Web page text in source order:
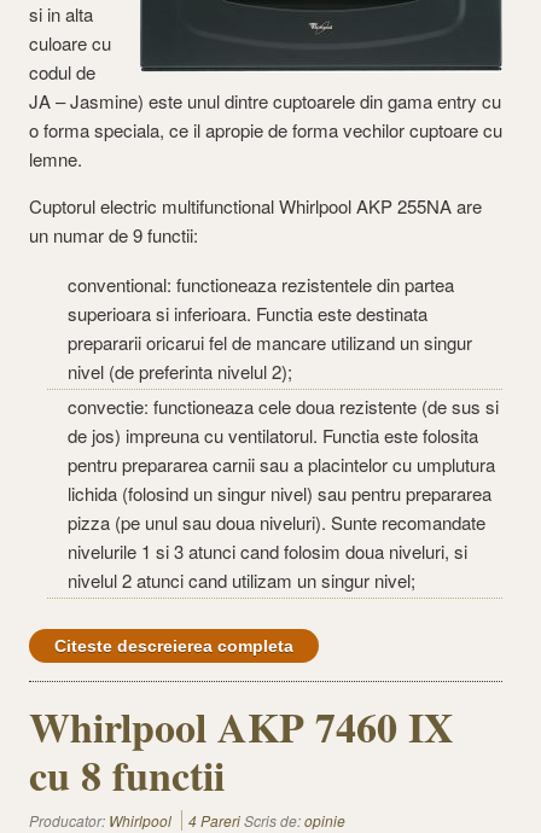
si in alta
culoare cu
codul de
JA – Jasmine) este unul dintre cuptoarele din gama entry cu
o forma speciala, ce il apropie de forma vechilor cuptoare cu
lemne.
Cuptorul electric multifunctional Whirlpool AKP 255NA are
un numar de 9 functii:
conventional: functioneaza rezistentele din partea
superioara si inferioara. Functia este destinata
prepararii oricarui fel de mancare utilizand un singur
nivel (de preferinta nivelul 2);
convectie: functioneaza cele doua rezistente (de sus si
de jos) impreuna cu ventilatorul. Functia este folosita
pentru prepararea carnii sau a placintelor cu umplutura
lichida (folosind un singur nivel) sau pentru prepararea
pizza (pe unul sau doua niveluri). Sunte recomandate
nivelurile 1 si 3 atunci cand folosim doua niveluri, si
nivelul 2 atunci cand utilizam un singur nivel;
Citeste descreierea completa
Whirlpool AKP 7460 IX
cu 8 functii
Producator: Whirlpool 4 PareriScris de:opinie